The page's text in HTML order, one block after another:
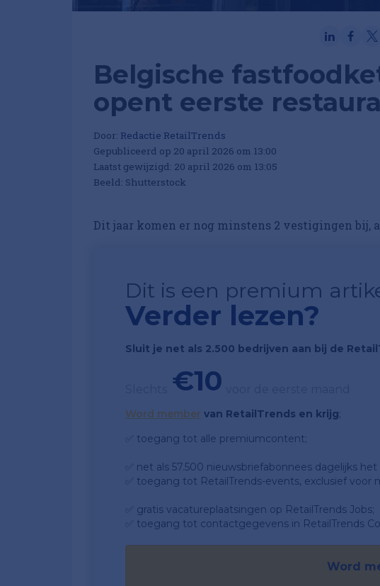
Belgische
opent eerste
Door: Redactie RetailTrends
Gepubliceerd op 20 april 2026 om 13:00
Laatst gewijzigd: 20 april 2026 om 13:05
Beeld: Shutterstock
Dit jaar komen er nog minstens 2 vestigingen bij,
Dit is een premium
Verder lezen?
Sluit je net als 2.500 bedrijven aan bij de
€10
Word member van RetailTrends en krijg;
✅ toegang tot alle premiumcontent;
✅ net als 57.500 nieuwsbriefabonnees dagelijks
✅ toegang tot RetailTrends-events, exclusief voor
✅ gratis vacatureplaatsingen op RetailTrends Jobs;
✅ toegang tot contactgegevens in RetailTrends
Word